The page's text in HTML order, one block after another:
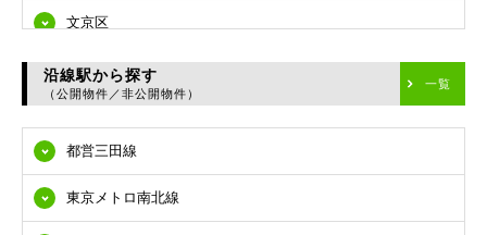
文京区
台東区
江東区
品川区
沿線駅から探す
（公開物件／非公開物件）
一覧
都営三田線
東京メトロ南北線